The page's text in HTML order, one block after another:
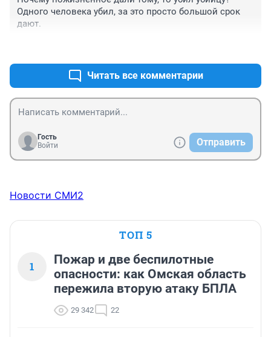
Одного человека убил, за это просто большой срок
дают.
Читать все комментарии
Гость
Войти
Отправить
Новости СМИ2
ТОП 5
1
Пожар и две беспилотные
опасности: как Омская область
пережила вторую атаку БПЛА
29 342 22